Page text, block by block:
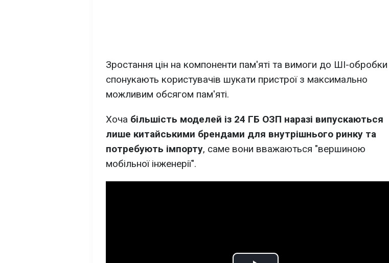
Зростання цін на компоненти пам'яті та вимоги до ШІ-обробки
спонукають користувачів шукати пристрої з максимально
можливим обсягом пам'яті.
Хоча більшість моделей із 24 ГБ ОЗП наразі випускаються
лише китайськими брендами для внутрішнього ринку та
потребують імпорту, саме вони вважаються "вершиною
мобільної інженерії".